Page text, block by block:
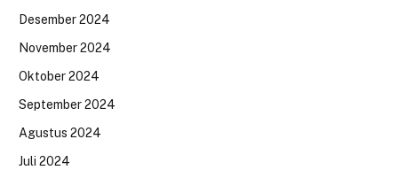
Desember 2024
November 2024
Oktober 2024
September 2024
Agustus 2024
Juli 2024